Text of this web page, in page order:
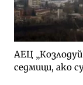
АЕЦ
седмици, ако